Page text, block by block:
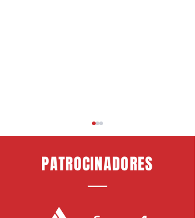
PATROCINADORES